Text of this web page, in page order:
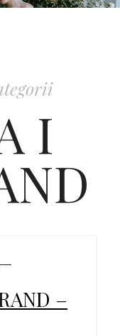
I
–